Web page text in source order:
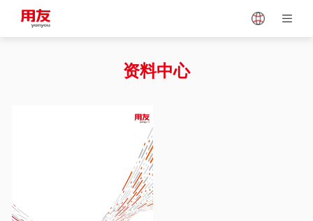
Vietnam
Europe
资料中心